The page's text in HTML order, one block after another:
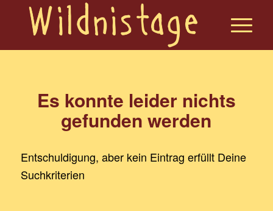
Es konnte leider nichts
gefunden werden
Entschuldigung, aber kein Eintrag erfüllt Deine
Suchkriterien